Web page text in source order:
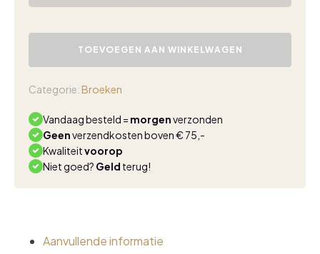
Triple
beige
TOEVOEGEN AAN WINKELWAGEN
Categorie: Broeken
Vandaag besteld = morgenverzonden
Geenverzendkosten boven € 75,-
Kwaliteitvoorop
Niet goed? Geld terug!
Aanvullende informatie